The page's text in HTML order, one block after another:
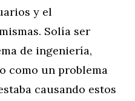
y el
Solía ser
de ingeniería,
como un problema
causando estos